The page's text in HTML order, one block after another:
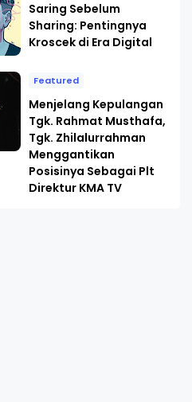
Saring Sebelum
Sharing: Pentingnya
Kroscek di Era Digital
Featured
Menjelang Kepulangan
Tgk. Rahmat Musthafa,
Tgk. Zhilalurrahman
Menggantikan
Posisinya Sebagai Plt
Direktur KMA TV